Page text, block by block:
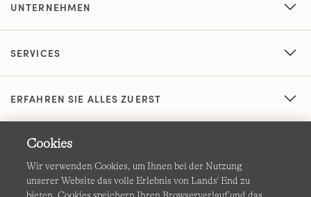
UNTERNEHMEN
SERVICES
ERFAHREN SIE ALLES ZUERST
Cookies
Wir verwenden Cookies, um Ihnen bei der Nutzung
unserer Website das volle Erlebnis von Lands' End zu